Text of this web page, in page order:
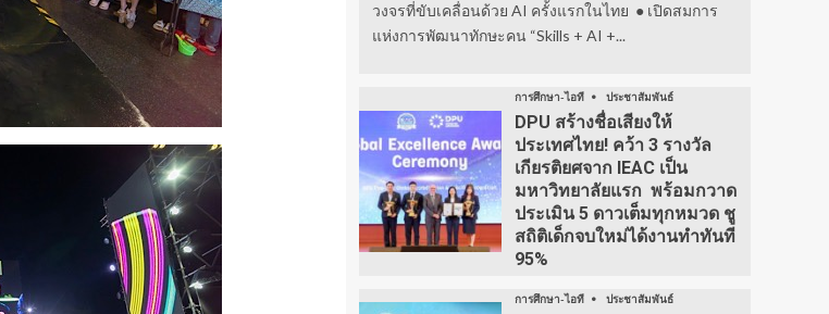
วงจรที่ขับเคลื่อนด้วย AI ครั้งแรกในไทย ● เปิดสมการ
แห่งการพัฒนาทักษะคน “Skills + AI +...
การศึกษา-ไอที ประชาสัมพันธ์
DPU สร้างชื่อเสียงให้
ประเทศไทย! คว้า 3 รางวัล
เกียรติยศจาก IEAC เป็น
มหาวิทยาลัยแรก พร้อมกวาด
ประเมิน 5 ดาวเต็มทุกหมวด ชู
สถิติเด็กจบใหม่ได้งานทำทันที
95%
การศึกษา-ไอที ประชาสัมพันธ์